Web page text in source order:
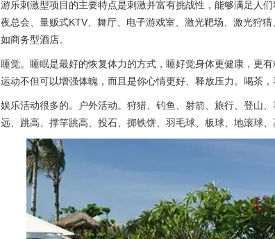
游乐刺激型项目的主要特点是刺激并富有挑战性，能够满足人
夜总会、量贩式KTV、舞厅、电子游戏室、激光靶场、激光狩
如商务型酒店。
睡觉。睡眠是最好的恢复体力的方式，睡好觉身体更健康，更
运动不但可以增强体魄，而且是你心情更好、释放压力。喝茶，
娱乐活动很多的。户外活动。狩猎、钓鱼、射箭、旅行、登山
远、跳高、撑竿跳高、投石、掷铁饼、羽毛球、板球、地滚球